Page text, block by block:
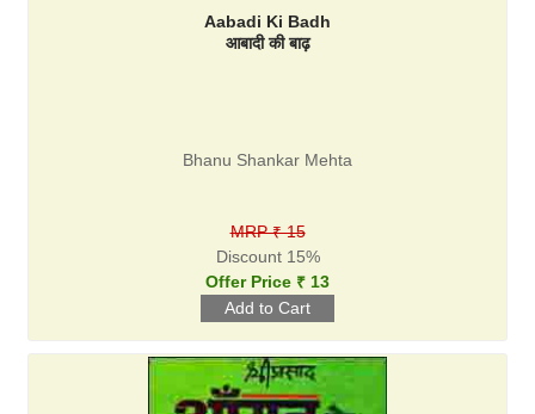
Aabadi Ki Badh
आबादी की बाढ़
Bhanu Shankar Mehta
MRP ₹ 15
Discount 15%
Offer Price ₹ 13